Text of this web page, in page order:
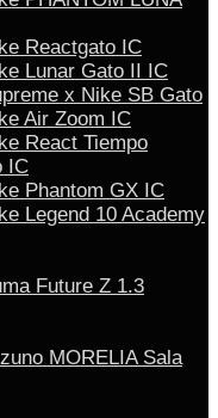
Reactgato IC
Lunar Gato II IC
x Nike SB Gato
Air Zoom IC
React Tiempo
IC
Phantom GX IC
Legend 10 Academy
Future Z 1.3
MORELIA Sala